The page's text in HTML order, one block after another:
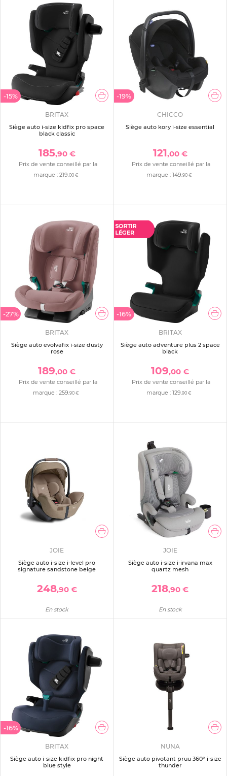
-15%
BRITAX
Siège auto i-size kidfix pro space
black classic
185,90 €
Prix de vente conseillé par la
marque : 219 ,00 €
-19%
CHICCO
Siège auto kory i-size essential
121,00 €
Prix de vente conseillé par la
marque : 149 ,90 €
-27%
BRITAX
Siège auto evolvafix i-size dusty
rose
189,00 €
Prix de vente conseillé par la
marque : 259 ,90 €
-16%
BRITAX
Siège auto adventure plus 2 space
black
109,00 €
Prix de vente conseillé par la
marque :129 ,90 €
JOIE
Siège auto i-size i-level pro
signature sandstone beige
248,90 €
En stock
JOIE
Siège auto i-size i-irvana max
quartz mesh
218,90 €
En stock
-16%
BRITAX
Siège auto i-size kidfix pro night
blue style
NUNA
Siège auto pivotant pruu 360° i-size
thunder